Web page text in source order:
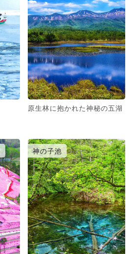
原生林に抱かれた神秘の五湖
神の子池